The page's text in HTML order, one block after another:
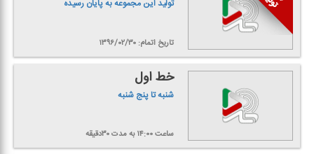
تولید این مجموعه به پایان رسیده
تاریخ اتمام: ۱۳۹۶/۰۲/۳۰
خط اول
شنبه تا پنج شنبه
ساعت ۱۴:۰۰ به مدت ۳۰دقیقه